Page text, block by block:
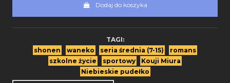
Dodaj do koszyka
TAGI:
shonen
waneko seria średnia (7-15)
romans
szkolne życie
sportowy
Kouji Miura
Niebieskie pudełko